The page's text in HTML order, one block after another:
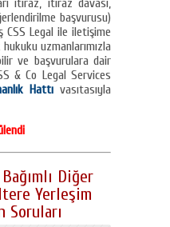
itiraz, itiraz davası,
başvurusu)
CSS Legal ile iletişime
uzmanlarımızla
ve başvurulara dair
& Co Legal Services
Hattı vasıtasıyla
Diğer
Yerleşim
Soruları